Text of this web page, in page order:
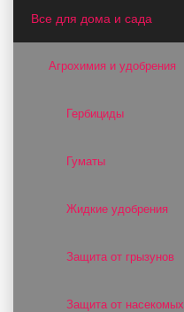
Все для дома и сада
Агрохимия и удобрения
Гербициды
Гуматы
Жидкие удобрения
Защита от грызунов
Защита от насекомых